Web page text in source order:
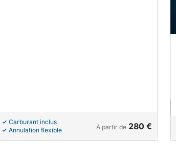
Carburant inclus
Annulation flexible
À partir de 280 €